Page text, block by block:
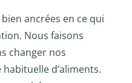
ancrées en ce qui
Nous faisons
changer nos
d’aliments.